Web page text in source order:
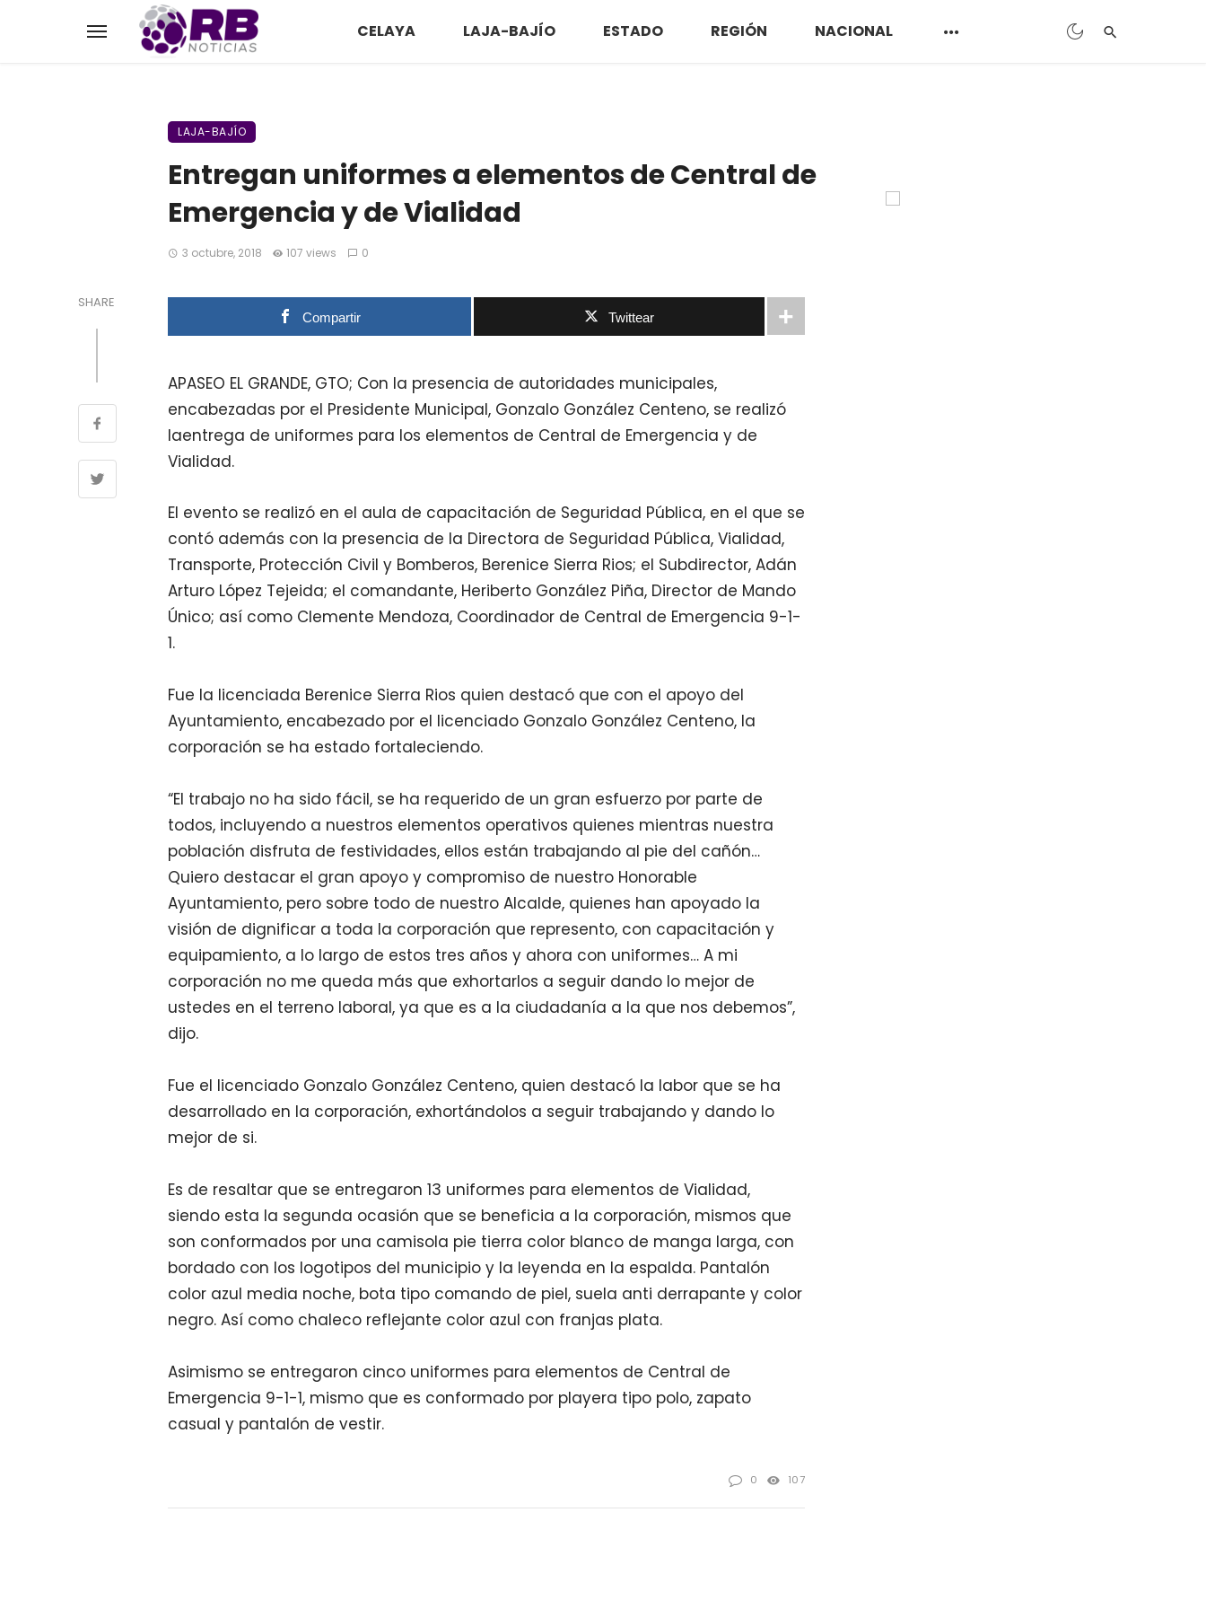
CELAYA LAJA-BAJÍO ESTADO REGIÓN NACIONAL
LAJA-BAJÍO
Entregan uniformes a elementos de Central de
Emergencia y de Vialidad
3 octubre, 2018 107 views 0
SHARE
Compartir Twittear
APASEO EL GRANDE, GTO; Con la presencia de autoridades municipales,
encabezadas por el Presidente Municipal, Gonzalo González Centeno, se realizó
laentrega de uniformes para los elementos de Central de Emergencia y de
Vialidad.
El evento se realizó en el aula de capacitación de Seguridad Pública, en el que se
contó además con la presencia de la Directora de Seguridad Pública, Vialidad,
Transporte, Protección Civil y Bomberos, Berenice Sierra Rios; el Subdirector, Adán
Arturo López Tejeida; el comandante, Heriberto González Piña, Director de Mando
Único; así como Clemente Mendoza, Coordinador de Central de Emergencia 9-1-
1.
Fue la licenciada Berenice Sierra Rios quien destacó que con el apoyo del
Ayuntamiento, encabezado por el licenciado Gonzalo González Centeno, la
corporación se ha estado fortaleciendo.
“El trabajo no ha sido fácil, se ha requerido de un gran esfuerzo por parte de
todos, incluyendo a nuestros elementos operativos quienes mientras nuestra
población disfruta de festividades, ellos están trabajando al pie del cañón…
Quiero destacar el gran apoyo y compromiso de nuestro Honorable
Ayuntamiento, pero sobre todo de nuestro Alcalde, quienes han apoyado la
visión de dignificar a toda la corporación que represento, con capacitación y
equipamiento, a lo largo de estos tres años y ahora con uniformes… A mi
corporación no me queda más que exhortarlos a seguir dando lo mejor de
ustedes en el terreno laboral, ya que es a la ciudadanía a la que nos debemos”,
dijo.
Fue el licenciado Gonzalo González Centeno, quien destacó la labor que se ha
desarrollado en la corporación, exhortándolos a seguir trabajando y dando lo
mejor de si.
Es de resaltar que se entregaron 13 uniformes para elementos de Vialidad,
siendo esta la segunda ocasión que se beneficia a la corporación, mismos que
son conformados por una camisola pie tierra color blanco de manga larga, con
bordado con los logotipos del municipio y la leyenda en la espalda. Pantalón
color azul media noche, bota tipo comando de piel, suela anti derrapante y color
negro. Así como chaleco reflejante color azul con franjas plata.
Asimismo se entregaron cinco uniformes para elementos de Central de
Emergencia 9-1-1, mismo que es conformado por playera tipo polo, zapato
casual y pantalón de vestir.
0 107